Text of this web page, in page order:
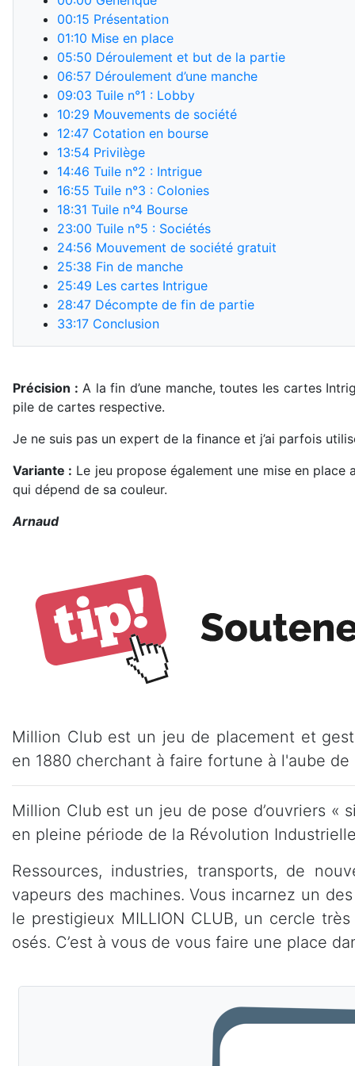
00:15 Présentation
01:10 Mise en place
05:50 Déroulement et but de la partie
06:57 Déroulement d’une manche
09:03 Tuile n°1 : Lobby
10:29 Mouvements de société
12:47 Cotation en bourse
13:54 Privilège
14:46 Tuile n°2 : Intrigue
16:55 Tuile n°3 : Colonies
18:31 Tuile n°4 Bourse
23:00 Tuile n°5 : Sociétés
24:56 Mouvement de société gratuit
25:38 Fin de manche
25:49 Les cartes Intrigue
28:47 Décompte de fin de partie
33:17 Conclusion
Précision : A la fin d’une manche, toutes les cartes
pile de cartes respective.
Je ne suis pas un expert de la finance et j’ai parfois
Variante : Le jeu propose également une mise en
qui dépend de sa couleur.
Arnaud
Million Club est un jeu de placement et
en 1880 cherchant à faire fortune à l'aube
Million Club est un jeu de pose d’ouvriers «
en pleine période de la Révolution
Ressources, industries, transports, de
vapeurs des machines. Vous incarnez un
le prestigieux MILLION CLUB, un cercle
osés. C’est à vous de vous faire une place